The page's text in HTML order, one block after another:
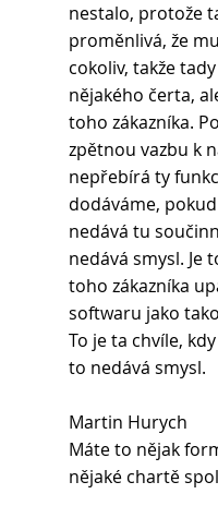
nestalo, protože
proměnlivá, že
cokoliv, takže
nějakého čerta,
toho zákazníka.
zpětnou vazbu k
nepřebírá ty
dodáváme,
nedává tu
nedává smysl. Je
toho zákazníka
softwaru jako
To je ta chvíle,
to nedává smysl.
Martin Hurych
Máte to nějak
nějaké chartě